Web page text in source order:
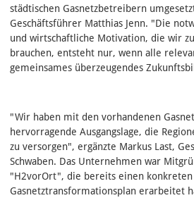
städtischen Gasnetzbetreibern
Geschäftsführer Matthias Jenn. "Die
und wirtschaftliche Motivation, die wir
brauchen, entsteht nur, wenn alle
gemeinsames überzeugendes
"Wir haben mit den vorhandenen
hervorragende Ausgangslage, die
zu versorgen", ergänzte Markus Last,
Schwaben. Das Unternehmen war
"H2vorOrt", die bereits einen konkreten
Gasnetztransformationsplan erarbeitet